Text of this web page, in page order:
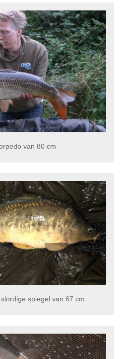
van 80 cm
spiegel van 67 cm